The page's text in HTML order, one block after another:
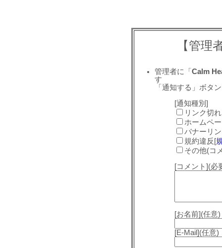
【管理
管理者に「 Calm
す
「通知する」ボタ
[通知種別]
リンク切れ
ホームペ
バナーリ
規約違反[
その他(コ
[コメント](必
[お名前](任意)
[E-Mail](任意)